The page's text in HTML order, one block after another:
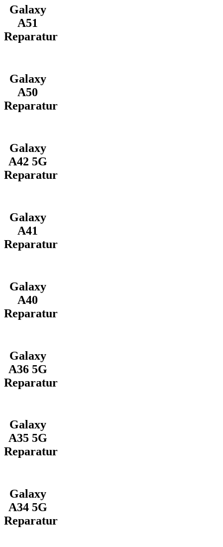
Galaxy
A51
Reparatur
Galaxy
A50
Reparatur
Galaxy
A42 5G
Reparatur
Galaxy
A41
Reparatur
Galaxy
A40
Reparatur
Galaxy
A36 5G
Reparatur
Galaxy
A35 5G
Reparatur
Galaxy
A34 5G
Reparatur